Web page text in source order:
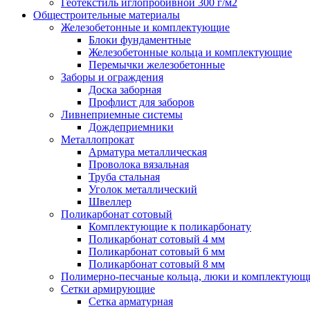
Геотекстиль иглопробивной 300 г/м2
Общестроительные материалы
Железобетонные и комплектующие
Блоки фундаментные
Железобетонные кольца и комплектующие
Перемычки железобетонные
Заборы и ограждения
Доска заборная
Профлист для заборов
Ливнеприемные системы
Дождеприемники
Металлопрокат
Арматура металлическая
Проволока вязальная
Труба стальная
Уголок металлический
Швеллер
Поликарбонат сотовый
Комплектующие к поликарбонату
Поликарбонат сотовый 4 мм
Поликарбонат сотовый 6 мм
Поликарбонат сотовый 8 мм
Полимерно-песчаные кольца, люки и
Сетки армирующие
Сетка арматурная